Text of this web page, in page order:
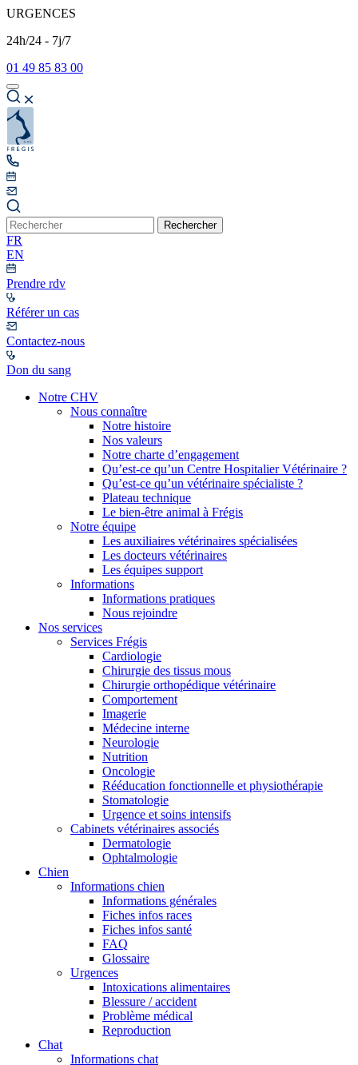
URGENCES
24h/24 - 7j/7
01 49 85 83 00
Rechercher
FR
EN
Prendre rdv
Référer un cas
Contactez-nous
Don du sang
Notre CHV
Nous connaître
Notre histoire
Nos valeurs
Notre charte d’engagement
Qu’est-ce qu’un Centre Hospitalier Vétérinaire ?
Qu’est-ce qu’un vétérinaire spécialiste ?
Plateau technique
Le bien-être animal à Frégis
Notre équipe
Les auxiliaires vétérinaires spécialisées
Les docteurs vétérinaires
Les équipes support
Informations
Informations pratiques
Nous rejoindre
Nos services
Services Frégis
Cardiologie
Chirurgie des tissus mous
Chirurgie orthopédique vétérinaire
Comportement
Imagerie
Médecine interne
Neurologie
Nutrition
Oncologie
Rééducation fonctionnelle et physiothérapie
Stomatologie
Urgence et soins intensifs
Cabinets vétérinaires associés
Dermatologie
Ophtalmologie
Chien
Informations chien
Informations générales
Fiches infos races
Fiches infos santé
FAQ
Glossaire
Urgences
Intoxications alimentaires
Blessure / accident
Problème médical
Reproduction
Chat
Informations chat